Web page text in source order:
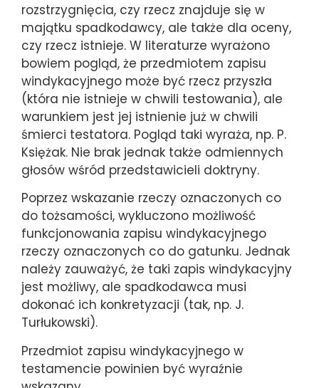
rozstrzygnięcia, czy rzecz znajduje się w
majątku spadkodawcy, ale także dla oceny,
czy rzecz istnieje. W literaturze wyrażono
bowiem pogląd, że przedmiotem zapisu
windykacyjnego może być rzecz przyszła
(która nie istnieje w chwili testowania), ale
warunkiem jest jej istnienie już w chwili
śmierci testatora. Pogląd taki wyraża, np. P.
Księżak. Nie brak jednak także odmiennych
głosów wśród przedstawicieli doktryny.
Poprzez wskazanie rzeczy oznaczonych co
do tożsamości, wykluczono możliwość
funkcjonowania zapisu windykacyjnego
rzeczy oznaczonych co do gatunku. Jednak
należy zauważyć, że taki zapis windykacyjny
jest możliwy, ale spadkodawca musi
dokonać ich konkretyzacji (tak, np. J.
Turłukowski).
Przedmiot zapisu windykacyjnego w
testamencie powinien być wyraźnie